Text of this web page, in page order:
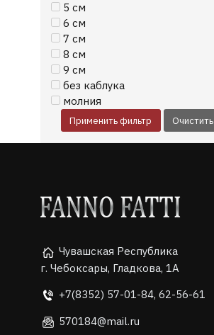
5 см
6 см
7 см
8 см
9 см
без каблука
молния
Применить фильтр Очистить
Чувашская Республика
г. Чебоксары, Гладкова, 1А
+7(8352) 57-01-84, 62-56-61
570184@mail.ru